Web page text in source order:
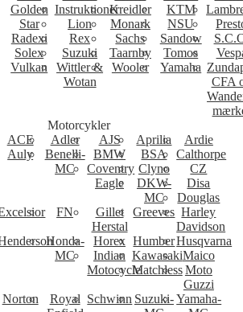
Golden
Star
InstruktionerKreidler KTM
Lion
Monark NSU
Radexi Rex Sachs Sandow
Solex Suzuki Taarnby Tomos
Vulkan
Wittler &
Wotan
Wooler Yamaha
CFA
Motorcykler
ACE Adler AJS Aprilia
Ardie
Auly
Benelli-
MC
BMW BSA
Calthorpe
Coventry
Eagle
Clyno
CZ
DKW-
MC
Disa
Douglas
FN
Gillet
Herstal
Greeves Harley
Davidson
Honda-
MC
Horex HumberHusqvarna
Indian
Motocycle
KawasakiMaico
MatchlessMoto
Guzzi
Norton
Royal Schwinn Suzuki-Yamaha-